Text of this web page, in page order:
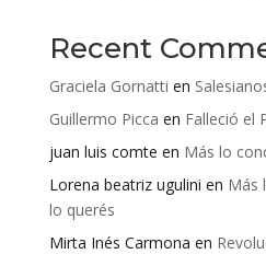
Recent
Graciela Gornatti en
Guillermo Picca en Falleció el
juan luis comte en Más lo
Lorena beatriz ugulini en Más
lo querés
Mirta Inés Carmona en